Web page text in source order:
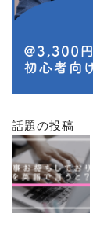
話題の投稿